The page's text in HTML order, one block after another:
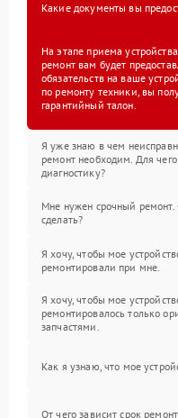
Какие документы вы
На этапе приема
ремонт вам будет
обязательств на ваше
по ремонту техники, вы
гарантийный талон.
Я уже знаю в чем
ремонт необходим. Для
диагностику?
Мне нужен срочный
сделать?
Я хочу, чтобы мое
ремонтировали при мне.
Я хочу, чтобы мое
ремонтировалось только
запчастями.
Как я узнаю, что мое
От чего зависит срок